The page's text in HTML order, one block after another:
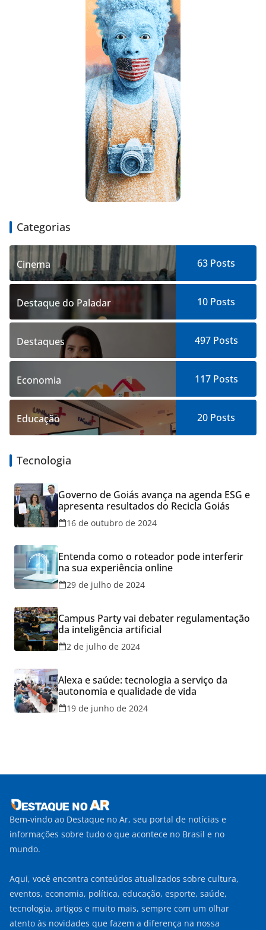
Categorias
Cinema 63 Posts
Destaque do Paladar 10 Posts
Destaques 497Posts
Economia 117Posts
Educação 20 Posts
Tecnologia
Governo de Goiás avança na agenda ESG e
apresenta resultados do Recicla Goiás
16 de outubro de 2024
Entenda como o roteador pode interferir
na sua experiência online
29 de julho de 2024
Campus Party vai debater regulamentação
da inteligência artificial
2 de julho de 2024
Alexa e saúde: tecnologia a serviço da
autonomia e qualidade de vida
19 de junho de 2024
Bem-vindo ao Destaque no Ar, seu portal de notícias e
informações sobre tudo o que acontece no Brasil e no
mundo.
Aqui, você encontra conteúdos atualizados sobre cultura,
eventos, economia, política, educação, esporte, saúde,
tecnologia, artigos e muito mais, sempre com um olhar
atento às novidades que fazem a diferença na nossa